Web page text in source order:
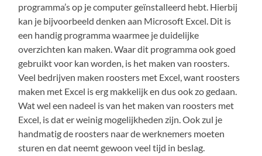
programma’s op je computer geïnstalleerd hebt. Hierbij
kan je bijvoorbeeld denken aan Microsoft Excel. Dit is
een handig programma waarmee je duidelijke
overzichten kan maken. Waar dit programma ook goed
gebruikt voor kan worden, is het maken van roosters.
Veel bedrijven maken roosters met Excel, want roosters
maken met Excel is erg makkelijk en dus ook zo gedaan.
Wat wel een nadeel is van het maken van roosters met
Excel, is dat er weinig mogelijkheden zijn. Ook zul je
handmatig de roosters naar de werknemers moeten
sturen en dat neemt gewoon veel tijd in beslag.